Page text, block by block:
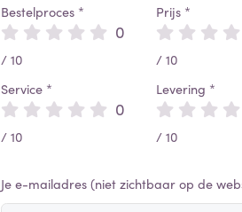
Bestelproces *
0
/ 10
Service *
0
/ 10
Prijs *
/ 10
Levering *
/ 10
Je e-mailadres (niet zichtbaar op de